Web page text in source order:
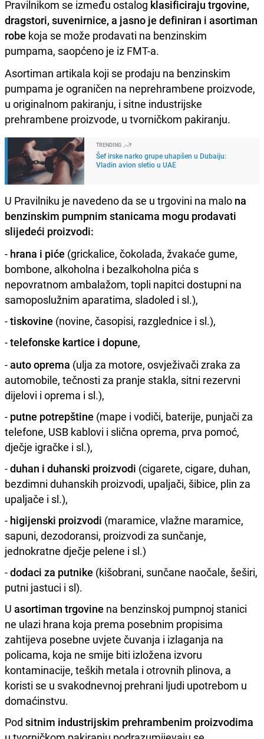
Pravilnikom se između ostalog klasificiraju trgovine,
dragstori, suvenirnice, a jasno je definiran i asortiman
robe koja se može prodavati na benzinskim
pumpama, saopćeno je iz FMT-a.
Asortiman artikala koji se prodaju na benzinskim
pumpama je ograničen na neprehrambene proizvode,
u originalnom pakiranju, i sitne industrijske
prehrambene proizvode, u tvorničkom pakiranju.
TRENDING
Šef irske narko grupe uhapšen u Dubaiju:
Vladin avion sletio u UAE
U Pravilniku je navedeno da se u trgovini na malo na
benzinskim pumpnim stanicama mogu prodavati
slijedeći proizvodi:
- hrana i piće (grickalice, čokolada, žvakaće gume,
bombone, alkoholna i bezalkoholna pića s
nepovratnom ambalažom, topli napitci dostupni na
samoposlužnim aparatima, sladoled i sl.),
-tiskovine (novine, časopisi, razglednice i sl.),
-telefonske kartice i dopune,
-auto oprema (ulja za motore, osvježivači zraka za
automobile, tečnosti za pranje stakla, sitni rezervni
dijelovi i oprema i sl.),
- putne potrepštine (mape i vodiči, baterije, punjači za
telefone, USB kablovi i slična oprema, prva pomoć,
dječje igračke i sl.),
-duhan i duhanski proizvodi (cigarete, cigare, duhan,
bezdimni duhanskih proizvodi, upaljači, šibice, plin za
upaljače i sl.),
- higijenski proizvodi (maramice, vlažne maramice,
sapuni, dezodoransi, proizvodi za sunčanje,
jednokratne dječje pelene i sl.)
-dodaci za putnike (kišobrani, sunčane naočale, šeširi,
putni jastuci i sl).
U asortiman trgovine na benzinskoj pumpnoj stanici
ne ulazi hrana koja prema posebnim propisima
zahtijeva posebne uvjete čuvanja i izlaganja na
policama, koja ne smije biti izložena izvoru
kontaminacije, teških metala i otrovnih plinova, a
koristi se u svakodnevnoj prehrani ljudi upotrebom u
domaćinstvu.
Pod sitnim industrijskim prehrambenim proizvodima